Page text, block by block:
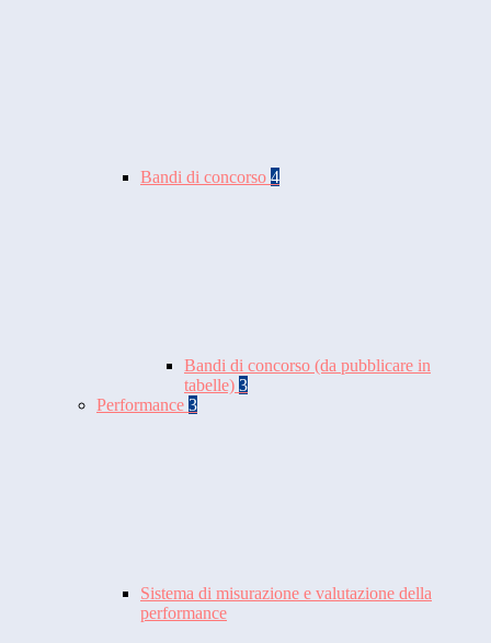
Bandi di concorso 4
Bandi di concorso (da pubblicare in
tabelle) 3
Performance 3
Sistema di misurazione e valutazione della
performance